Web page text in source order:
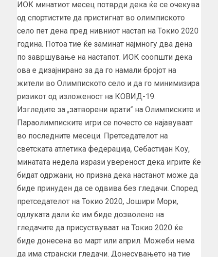
ИОК минатиот месец потврди дека ќе се очекува
од спортистите да пристигнат во олимпиското
село пет дена пред нивниот настап на Токио 2020
година. Потоа тие ќе заминат најмногу два дена
по завршување на настапот. ИОК соопшти дека
ова е дизајнирано за да го намали бројот на
жители во Олимпиското село и да го минимизира
ризикот од изложеност на КОВИД-19.
Изгледите за „затворени врати“ на Олимписките и
Параолимписките игри се почесто се најавуваат
во последните месеци. Претседателот на
светската атлетика федерација, Себастијан Коу,
минатата недела изрази увереност дека игрите ќе
бидат одржани, но призна дека настанот може да
биде принуден да се одвива без гледачи. Според
претседателот на Токио 2020, Јошири Мори,
одлуката дали ќе им биде дозволено на
гледачите да присуствуваат на Токио 2020 ќе
биде донесена во март или април. Можеби нема
да има странски гледачи. Донесувањето на тие